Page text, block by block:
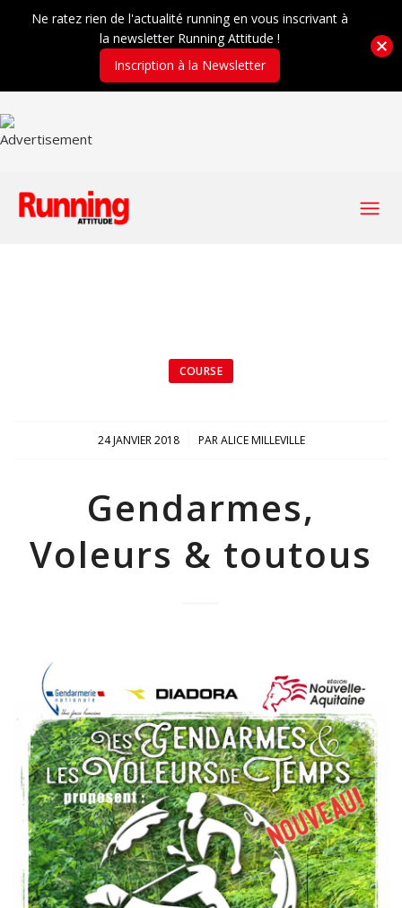
COURSE
24 JANVIER 2018
/ PARALICE MILLEVILLE
Gendarmes,
Voleurs & toutous
Ne ratez rien de l'actualité running en vous inscrivant à
la newsletter Running Attitude !
Inscription à la Newsletter